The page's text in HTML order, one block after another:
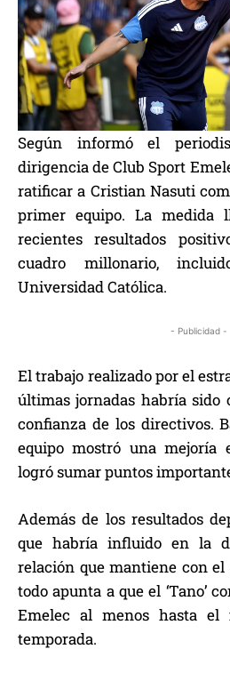
Según informó el
dirigencia de Club Sport
ratificar a Cristian Nasuti
primer equipo. La medida
recientes resultados
cuadro millonario,
Universidad Católica.
- Publicidad -
El trabajo realizado por el
últimas jornadas habría sido
confianza de los directivos.
equipo mostró una
logró sumar puntos
Además de los resultados
que habría influido en la
relación que mantiene con
todo apunta a que el ‘Tano’
Emelec al menos hasta
temporada.